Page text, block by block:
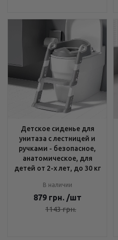
Детское сиденье для
унитаза с лестницей и
ручками - безопасное,
анатомическое, для
детей от 2-х лет, до 30 кг
В наличии
879 грн. /шт
1143грн.